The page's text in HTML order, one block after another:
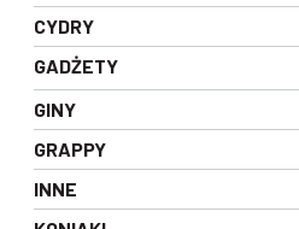
CYDRY
GADŻETY
GINY
GRAPPY
INNE